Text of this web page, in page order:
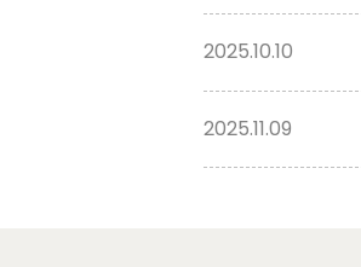
2025.10.10
2025.11.09